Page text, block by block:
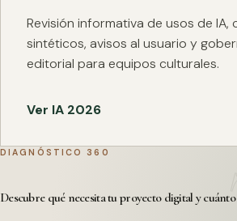
Revisión informativa de usos de IA,
sintéticos, avisos al usuario y
editorial para equipos culturales.
Ver IA 2026
DIAGNÓSTICO 360
Descubre qué necesita tu proyecto digital y